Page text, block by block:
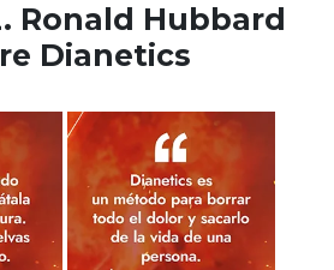
Ronald Hubbard
Dianetics